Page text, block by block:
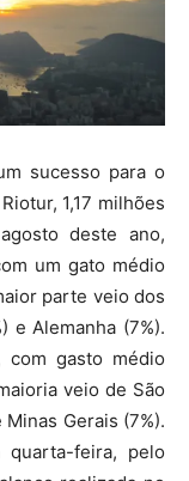
sucesso para o
1,17 milhões
deste ano,
um gato médio
parte veio dos
e Alemanha (7%).
com gasto médio
veio de São
Gerais (7%).
quarta-feira, pelo